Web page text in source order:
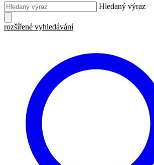
Hledaný výraz
rozšířené vyhledávání